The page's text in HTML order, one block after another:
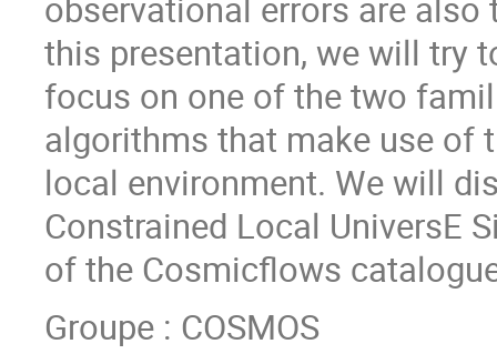
this presentation, we will try
focus on one of the two
algorithms that make use of
local environment. We will
Constrained Local UniversE
of the Cosmicflows
Groupe : COSMOS